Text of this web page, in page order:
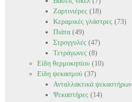
Ζαρτινιέρες (18)
Κεραμικές γλάστρες (73)
Πιάτα (49)
Στρογγυλές (47)
Τετράγωνες (8)
Είδη θερμοκηπίου (10)
Είδη ψεκασμού (37)
Ανταλλακτικά ψεκαστήρων
Ψεκαστήρες (14)